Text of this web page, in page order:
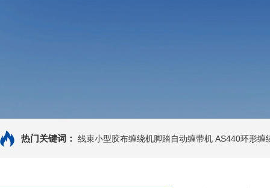
热门关键词： 线束小型胶布缠绕机脚踏自动缠带机 AS440环形缠